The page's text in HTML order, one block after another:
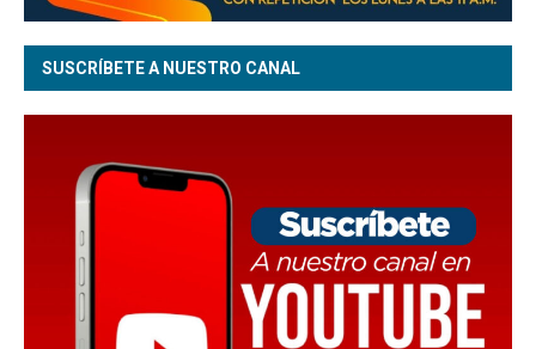
SUSCRÍBETE A NUESTRO CANAL